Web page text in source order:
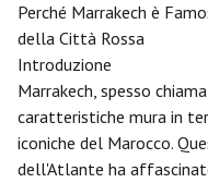
Perché Marrakech è
della Città Rossa
Introduzione
Marrakech, spesso
caratteristiche mura in
iconiche del Marocco.
dell'Atlante ha